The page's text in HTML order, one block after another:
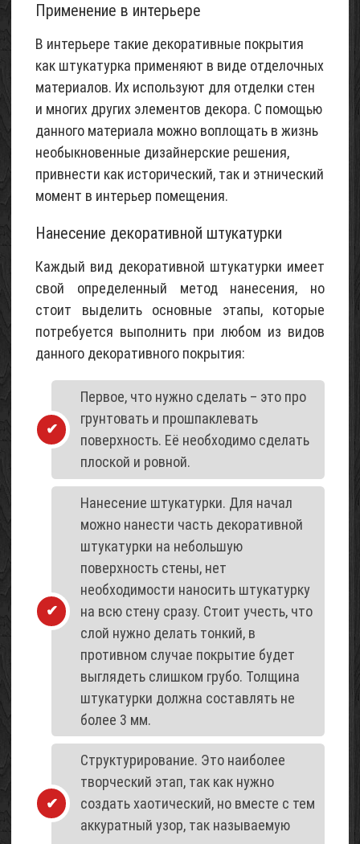
Применение в интерьере
В интерьере такие декоративные покрытия
как штукатурка применяют в виде отделочных
материалов. Их используют для отделки стен
и многих других элементов декора. С помощью
данного материала можно воплощать в жизнь
необыкновенные дизайнерские решения,
привнести как исторический, так и этнический
момент в интерьер помещения.
Нанесение декоративной штукатурки
Каждый вид декоративной штукатурки имеет
свой определенный метод нанесения, но
стоит выделить основные этапы, которые
потребуется выполнить при любом из видов
данного декоративного покрытия:
Первое, что нужно сделать – это про
грунтовать и прошпаклевать
поверхность. Её необходимо сделать
плоской и ровной.
Нанесение штукатурки. Для начал
можно нанести часть декоративной
штукатурки на небольшую
поверхность стены, нет
необходимости наносить штукатурку
на всю стену сразу. Стоит учесть, что
слой нужно делать тонкий, в
противном случае покрытие будет
выглядеть слишком грубо. Толщина
штукатурки должна составлять не
более 3 мм.
Структурирование. Это наиболее
творческий этап, так как нужно
создать хаотический, но вместе с тем
аккуратный узор, так называемую